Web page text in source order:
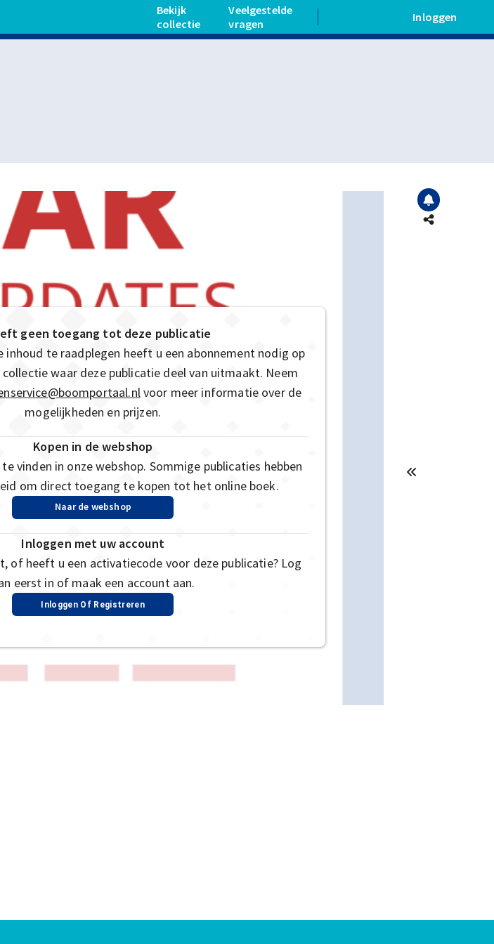
Bekijk
collectie
Veelgestelde
vragen
Inloggen
geen toegang tot deze publicatie
inhoud te raadplegen heeft u een abonnement nodig op
waar deze publicatie deel van uitmaakt. Neem
voor meer informatie over de
mogelijkheden en prijzen.
Kopen in de webshop
vinden in onze webshop. Sommige publicaties hebben
om direct toegang te kopen tot het online boek.
Naar de webshop
Inloggen met uw account
of heeft u een activatiecode voor deze publicatie? Log
eerst in of maak een account aan.
Inloggen Of Registreren